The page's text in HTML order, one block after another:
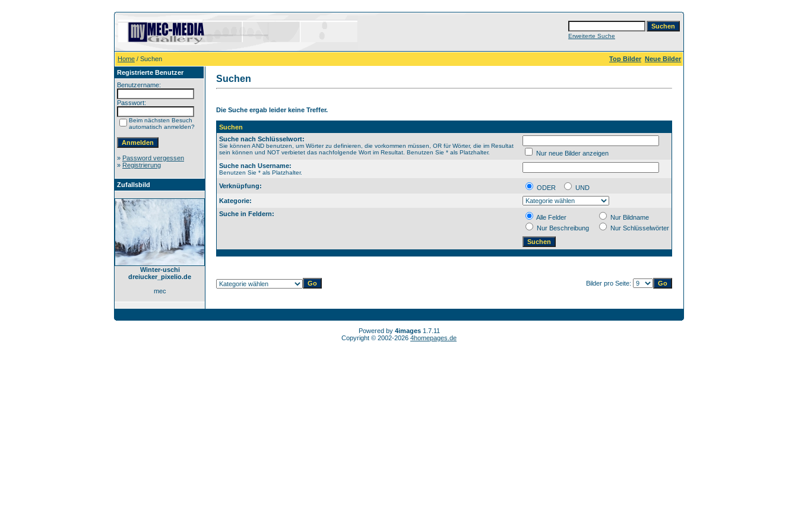
Erweiterte Suche
Home / Suchen Top Bilder Neue Bilder
Registrierte Benutzer
Benutzername:
Passwort:
Beim nächsten Besuch
automatisch anmelden?
» Password vergessen
» Registrierung
Zufallsbild
Winter-uschi
dreiucker_pixelio.de
mec
Suchen
Die Suche ergab leider keine Treffer.
Suchen
Suche nach Schlüsselwort:
Sie können AND benutzen, um Wörter zu definieren, die vorkommen müssen, OR für Wörter, die im Resultat
sein können und NOT verbietet das nachfolgende Wort im Resultat. Benutzen Sie * als Platzhalter.
Nur neue Bilder anzeigen
Suche nach Username:
Benutzen Sie * als Platzhalter.
Verknüpfung: ODER
UND
Kategorie:
Suche in Feldern:
Alle Felder
Nur Bildname
Nur Beschreibung
Nur Schlüsselwörter
Bilder pro Seite:
Powered by 4images1.7.11
Copyright © 2002-2026 4homepages.de